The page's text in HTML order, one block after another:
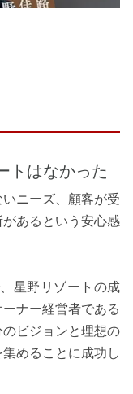
トはなかった
ニーズ、顧客が受
あるという安心感
星野リゾートの成
ナー経営者である
ビジョンと理想の
めることに成功し